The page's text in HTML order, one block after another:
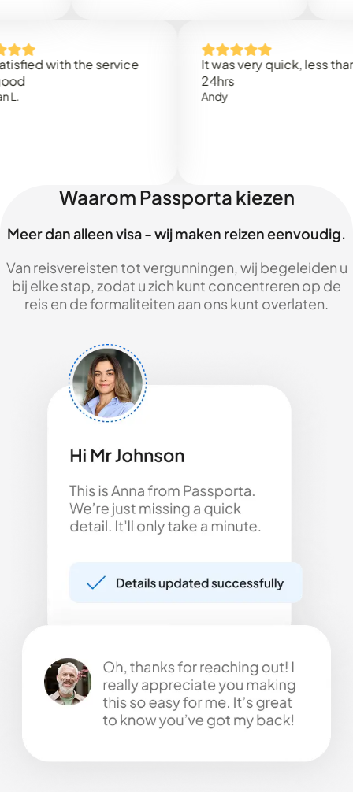
with the service
It was very quick, less than
24hrs
Waarom Passporta kiezen
Meer dan alleen visa - wij maken reizen eenvoudig.
Van reisvereisten tot vergunningen, wij begeleiden u
bij elke stap, zodat u zich kunt concentreren op de
reis en de formaliteiten aan ons kunt overlaten.